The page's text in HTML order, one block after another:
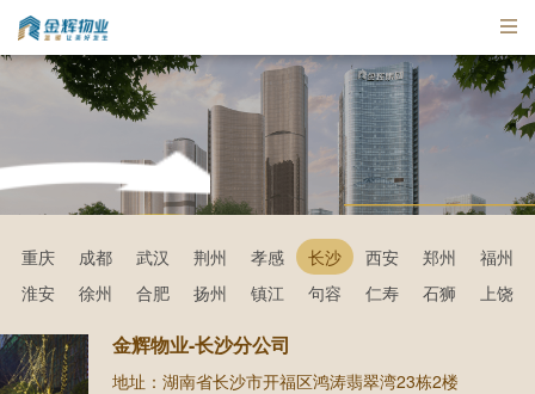
365在线服务热线
400-1118-365
重庆 成都 武汉 荆州 孝感 长沙 西安 郑州
福州
淮安
徐州 合肥 扬州 镇江 句容 仁寿 石狮 上饶
金辉物业-长沙分公司
地址：湖南省长沙市开福区鸿涛翡翠湾23栋2楼